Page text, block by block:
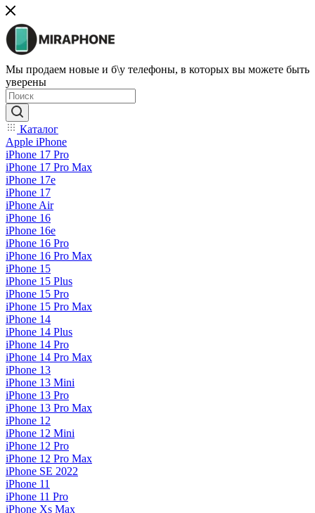
Мы продаем новые и б\у телефоны, в которых вы можете быть
уверены
Каталог
Apple iPhone
iPhone 17 Pro
iPhone 17 Pro Max
iPhone 17e
iPhone 17
iPhone Air
iPhone 16
iPhone 16e
iPhone 16 Pro
iPhone 16 Pro Max
iPhone 15
iPhone 15 Plus
iPhone 15 Pro
iPhone 15 Pro Max
iPhone 14
iPhone 14 Plus
iPhone 14 Pro
iPhone 14 Pro Max
iPhone 13
iPhone 13 Mini
iPhone 13 Pro
iPhone 13 Pro Max
iPhone 12
iPhone 12 Mini
iPhone 12 Pro
iPhone 12 Pro Max
iPhone SE 2022
iPhone 11
iPhone 11 Pro
iPhone Xs Max